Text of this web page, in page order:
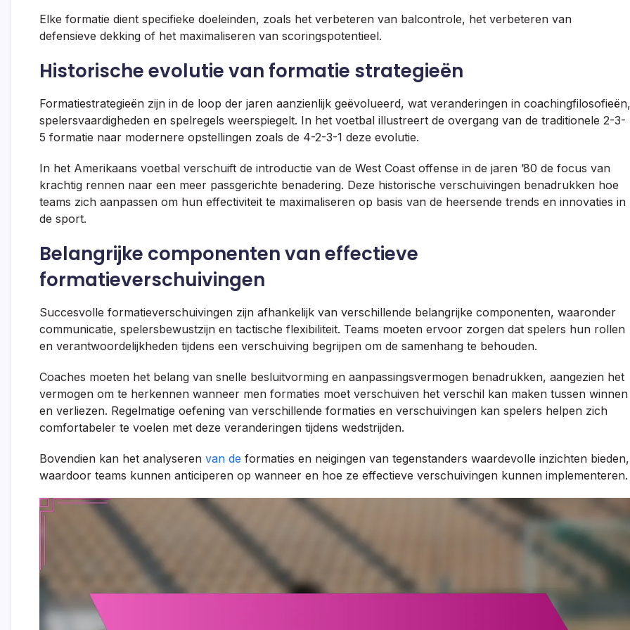
Elke formatie dient specifieke doeleinden, zoals het verbeteren van balcontrole, het verbeteren van
defensieve dekking of het maximaliseren van scoringspotentieel.
Historische evolutie van formatie strategieën
Formatiestrategieën zijn in de loop der jaren aanzienlijk geëvolueerd, wat veranderingen in coachingfilosofieën,
spelersvaardigheden en spelregels weerspiegelt. In het voetbal illustreert de overgang van de traditionele 2-3-
5 formatie naar modernere opstellingen zoals de 4-2-3-1 deze evolutie.
In het Amerikaans voetbal verschuift de introductie van de West Coast offense in de jaren ’80 de focus van
krachtig rennen naar een meer passgerichte benadering. Deze historische verschuivingen benadrukken hoe
teams zich aanpassen om hun effectiviteit te maximaliseren op basis van de heersende trends en innovaties in
de sport.
Belangrijke componenten van effectieve
formatieverschuivingen
Succesvolle formatieverschuivingen zijn afhankelijk van verschillende belangrijke componenten, waaronder
communicatie, spelersbewustzijn en tactische flexibiliteit. Teams moeten ervoor zorgen dat spelers hun rollen
en verantwoordelijkheden tijdens een verschuiving begrijpen om de samenhang te behouden.
Coaches moeten het belang van snelle besluitvorming en aanpassingsvermogen benadrukken, aangezien het
vermogen om te herkennen wanneer men formaties moet verschuiven het verschil kan maken tussen winnen
en verliezen. Regelmatige oefening van verschillende formaties en verschuivingen kan spelers helpen zich
comfortabeler te voelen met deze veranderingen tijdens wedstrijden.
Bovendien kan het analyseren van de formaties en neigingen van tegenstanders waardevolle inzichten bieden,
waardoor teams kunnen anticiperen op wanneer en hoe ze effectieve verschuivingen kunnen implementeren.